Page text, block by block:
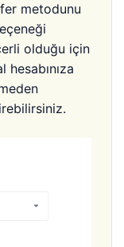
metodunu
olduğu için